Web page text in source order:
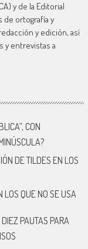
y de la Editorial
de ortografía y
y edición, así
y entrevistas a
CON
DE TILDES EN LOS
LOS QUE NO SE USA
PAUTAS PARA